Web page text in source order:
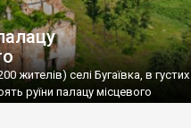
жителів) селі Бугаївка, в густих
руїни палацу місцевого